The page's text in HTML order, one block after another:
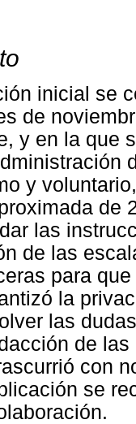
inicial se
de
y en la que
y
de
las
de las
para
la
las
de
con
se